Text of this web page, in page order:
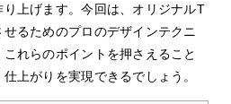
上げます。今回は、オリジナルT
るためのプロのデザインテクニ
れらのポイントを押さえること
上がりを実現できるでしょう。